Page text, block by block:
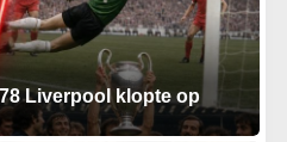
Liverpool klopte op